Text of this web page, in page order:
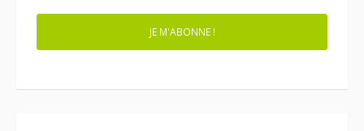
JE M'ABONNE !